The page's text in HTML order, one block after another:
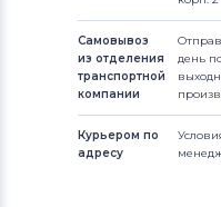
Самовывоз
из отделения
транспортной
компании
день
Курьером по
адресу